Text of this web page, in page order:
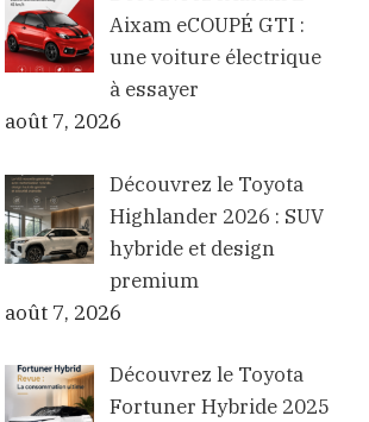
Aixam eCOUPÉ GTI :
une voiture électrique
à essayer
août 7, 2026
Découvrez le Toyota
Highlander 2026 : SUV
hybride et design
premium
août 7, 2026
Découvrez le Toyota
Fortuner Hybride 2025